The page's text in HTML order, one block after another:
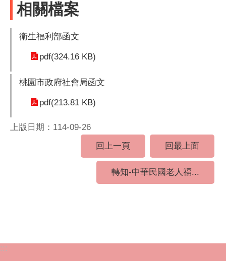
相關檔案
衛生福利部函文
pdf(324.16 KB)
桃園市政府社會局函文
pdf(213.81 KB)
上版日期：114-09-26
回上一頁
回最上面
轉知-中華民國老人福...
:::